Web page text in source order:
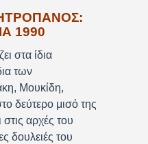
1990
στα ίδια
των
Μουκίδη,
δεύτερο μισό της
στις αρχές του
δουλειές του